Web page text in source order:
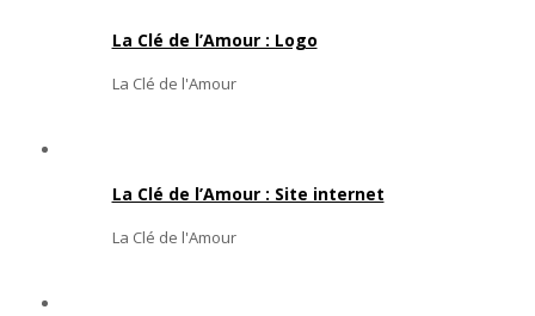
La Clé de l’Amour : Logo
La Clé de l'Amour
La Clé de l’Amour : Site internet
La Clé de l'Amour